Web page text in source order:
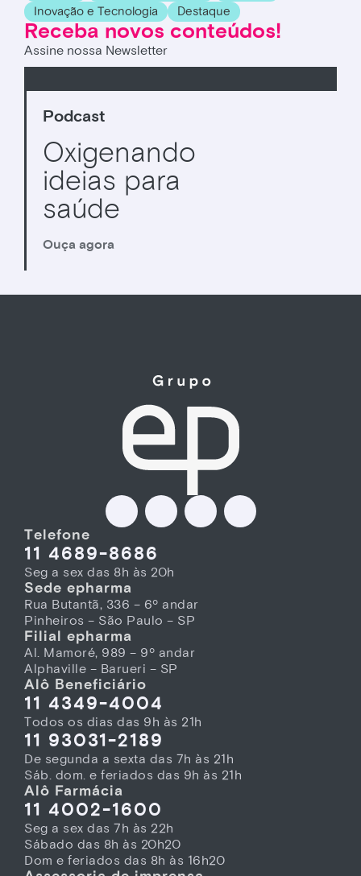
Inovação e Tecnologia
Destaque
Receba novos conteúdos!
Assine nossa Newsletter
Podcast
Oxigenando
ideias para
saúde
Ouça agora
Telefone
11 4689-8686
Seg a sex das 8h às 20h
Sede epharma
Rua Butantã, 336 – 6º andar
Pinheiros – São Paulo – SP
Filial epharma
Al. Mamoré, 989 – 9º andar
Alphaville – Barueri – SP
Alô Beneficiário
11 4349-4004
Todos os dias das 9h às 21h
11 93031-2189
De segunda a sexta das 7h às 21h
Sáb. dom. e feriados das 9h às 21h
Alô Farmácia
11 4002-1600
Seg a sex das 7h às 22h
Sábado das 8h às 20h20
Dom e feriados das 8h às 16h20